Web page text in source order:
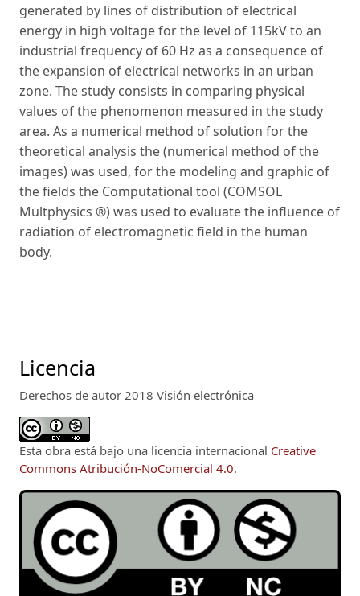
generated by lines of distribution of electrical
energy in high voltage for the level of 115kV to an
industrial frequency of 60 Hz as a consequence of
the expansion of electrical networks in an urban
zone. The study consists in comparing physical
values of the phenomenon measured in the study
area. As a numerical method of solution for the
theoretical analysis the (numerical method of the
images) was used, for the modeling and graphic of
the fields the Computational tool (COMSOL
Multphysics ®) was used to evaluate the influence of
radiation of electromagnetic field in the human
body.
Licencia
Derechos de autor 2018 Visión electrónica
Esta obra está bajo una licencia internacional Creative
Commons Atribución-NoComercial 4.0.